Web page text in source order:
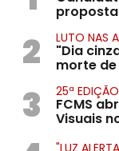
2 LUTO NAS
"Dia
morte
3 25ª EDIÇÃO
FCMS
Visuais
"LUZ